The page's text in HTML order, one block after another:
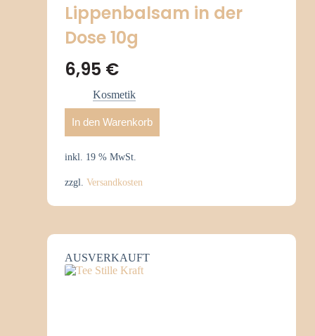
Lippenbalsam in der
Dose 10g
6,95 €
Kosmetik
In den Warenkorb
inkl. 19 % MwSt.
zzgl. Versandkosten
AUSVERKAUFT